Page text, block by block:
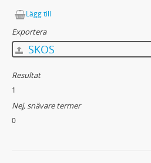
Lägg till
Exportera
SKOS
Resultat
1
Nej, snävare termer
0